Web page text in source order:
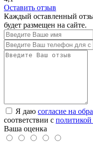
Оставить отзыв
Каждый оставленный
будет размещен на сайте.
Я даю согласие на
соответствии с
Ваша оценка